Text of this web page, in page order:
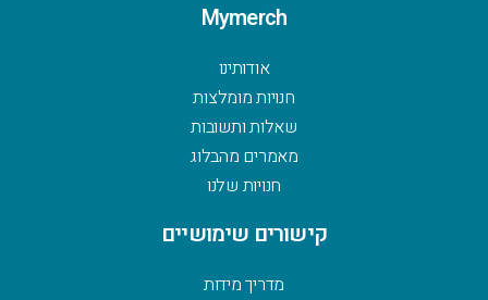
Mymerch
אודותינו
חנויות מומלצות
שאלות ותשובות
מאמרים מהבלוג
חנויות שלנו
קישורים שימושיים
מדריך מידות